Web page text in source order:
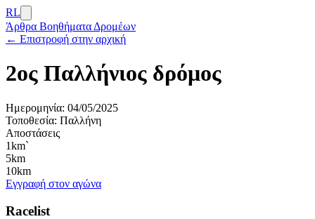
RL
Άρθρα Βοηθήματα Δρομέων
← Επιστροφή στην αρχική
2ος Παλλήνιος δρόμος
Ημερομηνία: 04/05/2025
Τοποθεσία: Παλλήνη
Αποστάσεις
1km`
5km
10km
Εγγραφή στον αγώνα
Racelist